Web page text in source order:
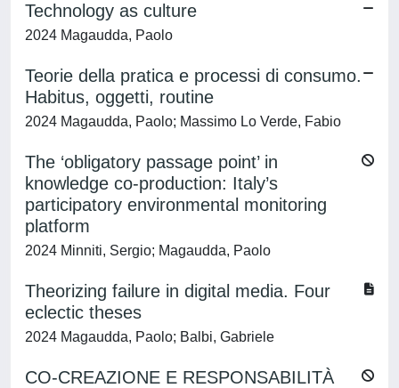
Technology as culture
2024 Magaudda, Paolo
Teorie della pratica e processi di consumo.
Habitus, oggetti, routine
2024 Magaudda, Paolo; Massimo Lo Verde, Fabio
The ‘obligatory passage point’ in
knowledge co-production: Italy’s
participatory environmental monitoring
platform
2024 Minniti, Sergio; Magaudda, Paolo
Theorizing failure in digital media. Four
eclectic theses
2024 Magaudda, Paolo; Balbi, Gabriele
CO-CREAZIONE E RESPONSABILITÀ